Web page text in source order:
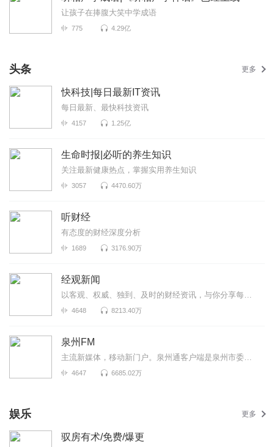
让孩子在捧腹大笑中学成语
775 4.29亿
头条 更多
快科技|每日最新IT资讯
每日最新、最快科技资讯
4157 1.25亿
生命时报|必听的养生知识
关注最新健康热点，掌握实用养生知识
3057 4470.60万
听财经
有态度的财经深度分析
1689 3176.90万
经观新闻
以客观、权威、独到、及时的财经资讯，与你分享每个重要时刻！A股每日复盘、大公司财报正在持续更新中！
4648 8213.40万
泉州FM
主流新媒体，移动新门户。泉州通客户端是泉州市委市政府重点扶持、泉州晚报社全力打造的泉州智慧城市移...
4647 6685.02万
娱乐 更多
驭房有术/免费/爆更